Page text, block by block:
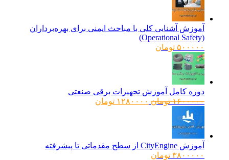
آموزش آشنایی کلی با مباحث ایمنی برای بهره‌برداران
۵۰۰۰۰۰ تومان
دوره کامل آموزش تجهیزات برقی صنعتی
۱۶۰۰۰۰۰ تومانقیمت
۱۲۸۰۰۰۰ تومانقیمت
آموزش CityEngine از سطح مقدماتی تا پیشرفته
۳۸۰۰۰۰۰ تومان